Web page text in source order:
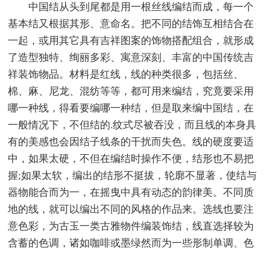
中国结从头到尾都是用一根丝线编结而成，每一个
基本结又根据其形、意命名。把不同的结饰互相结合在
一起，或用其它具有吉祥图案的饰物搭配组合，就形成
了造型独特、绚丽多彩、寓意深刻、丰富的中国传统吉
祥装饰物品。材料是红线，线的种类很多，包括丝、
棉、麻、尼龙、混纺等等，都可用来编结，究竟要采用
哪一种线，得看要编哪一种结，但是取来编中国结，在
一般情况下，不但结的.纹式尽被吞没，而且线的本身具
有的美感也会因结子线条的干扰而失色。线的硬度要适
中，如果太硬，不但在编结时操作不便，结形也不易把
握;如果太软，编出的结形不挺拔，轮廓不显著，使结与
器物能合而为一，在摇曳中具有动态的韵律美。不同质
地的线，就可以编出不同的风格的作品来。选线也要注
意色彩，为古玉一类古雅物件编装饰结，线直选择较为
含蓄的色调，诸如咖啡或墨绿然而为一些形制单调、色